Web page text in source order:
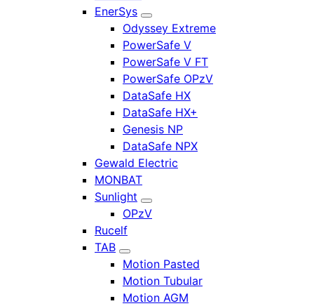
EnerSys
Odyssey Extreme
PowerSafe V
PowerSafe V FT
PowerSafe OPzV
DataSafe HX
DataSafe HX+
Genesis NP
DataSafe NPX
Gewald Electric
MONBAT
Sunlight
OPzV
Rucelf
TAB
Motion Pasted
Motion Tubular
Motion AGM